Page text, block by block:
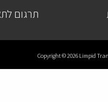
תרגום
Copyright © 2026 Limpid